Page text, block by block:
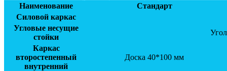
Наименование
Стандарт
Силовой каркас
Угловые несущие
стойки
Каркас
второстепенный
внутренний
Доска 40*100 мм